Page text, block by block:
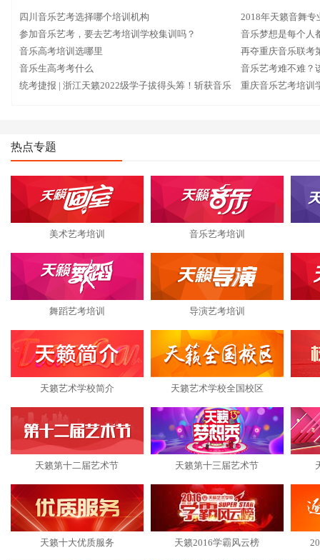
四川音乐艺考选择哪个培训机构
参加音乐艺考，要去艺考培训学校集训吗？
音乐高考培训选哪里
音乐生高考考什么
统考捷报 | 浙江天籁2022级学子拔得头筹！斩获音乐
2018年天籁音舞
音乐梦想是每个人
再夺重庆音乐联考
择
音乐艺考难不难？
重庆音乐艺考培训
热点专题
美术艺考培训 音乐艺考培训
舞蹈艺考培训 导演艺考培训
天籁艺术学校简介 天籁艺术学校全国校区
天籁第十二届艺术节 天籁第十三届艺术节
天籁十大优质服务 天籁2016学霸风云榜